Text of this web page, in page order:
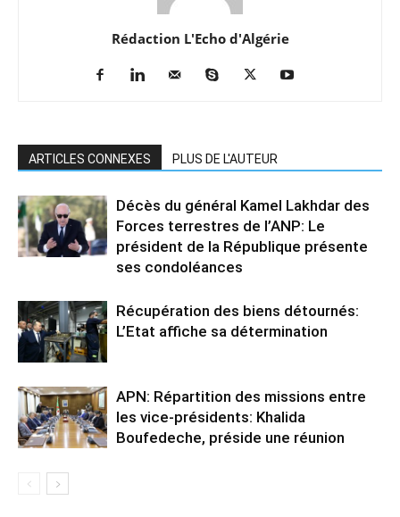
Rédaction L'Echo d'Algérie
ARTICLES CONNEXES PLUS DE L'AUTEUR
Décès du général Kamel Lakhdar des
Forces terrestres de l’ANP: Le
président de la République présente
ses condoléances
Récupération des biens détournés:
L’Etat affiche sa détermination
APN: Répartition des missions entre
les vice-présidents: Khalida
Boufedeche, préside une réunion